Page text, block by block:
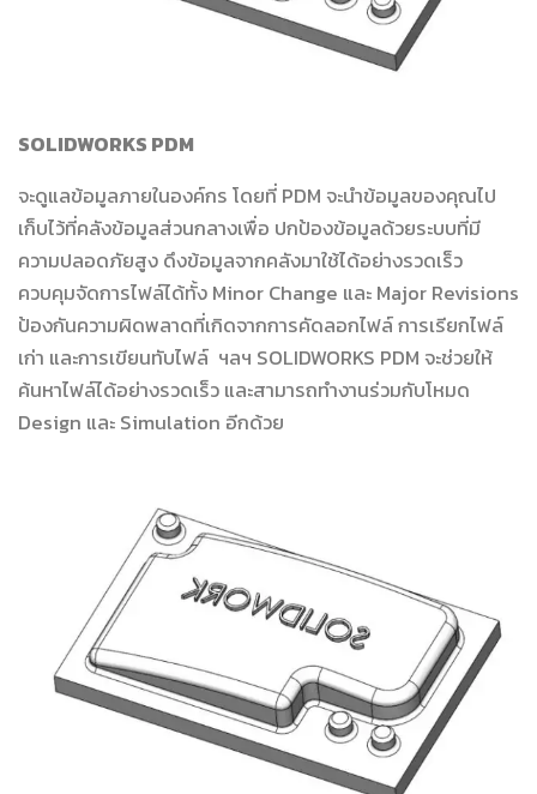
SOLIDWORKS PDM
จะดูแลข้อมูลภายในองค์กร โดยที่ PDM จะนำข้อมูลของคุณไป
เก็บไว้ที่คลังข้อมูลส่วนกลางเพื่อ ปกป้องข้อมูลด้วยระบบที่มี
ความปลอดภัยสูง ดึงข้อมูลจากคลังมาใช้ได้อย่างรวดเร็ว
ควบคุมจัดการไฟล์ได้ทั้ง Minor Change และ Major Revisions
ป้องกันความผิดพลาดที่เกิดจากการคัดลอกไฟล์ การเรียกไฟล์
เก่า และการเขียนทับไฟล์ ฯลฯ SOLIDWORKS PDM จะช่วยให้
ค้นหาไฟล์ได้อย่างรวดเร็ว และสามารถทำงานร่วมกับโหมด
Design และ Simulation อีกด้วย